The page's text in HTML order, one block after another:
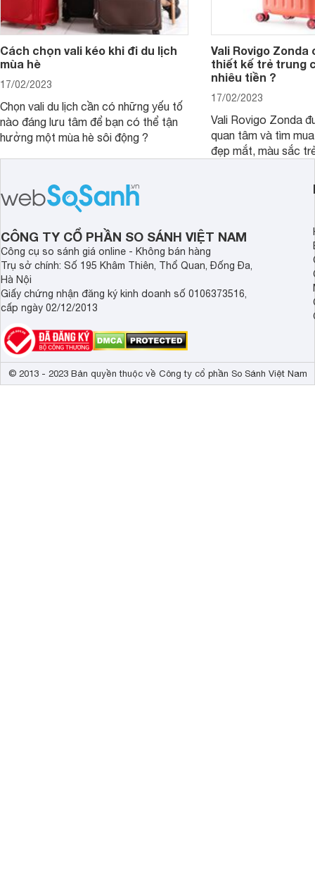
Cách chọn vali kéo khi đi du lịch
mùa hè
17/02/2023
Chọn vali du lịch cần có những yếu tố
nào đáng lưu tâm để bạn có thể tận
hưởng một mùa hè sôi động ?
Vali Rovigo
thiết kế trẻ trung
nhiêu tiền ?
17/02/2023
Vali Rovigo Zonda
quan tâm và tìm
đẹp mắt, màu sắc
CÔNG TY CỔ PHẦN SO SÁNH VIỆT NAM
Công cụ so sánh giá online - Không bán hàng
Trụ sở chính: Số 195 Khâm Thiên, Thổ Quan, Đống Đa,
Hà Nội
Giấy chứng nhận đăng ký kinh doanh số 0106373516,
cấp ngày 02/12/2013
© 2013 - 2023 Bản quyền thuộc về Công ty cổ phần So Sánh Việt Nam